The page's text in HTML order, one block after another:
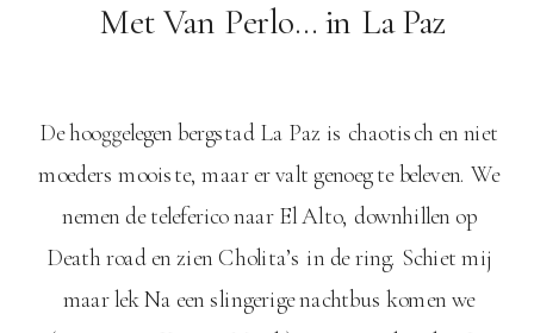
Met Van Perlo… in La Paz
De hooggelegen bergstad La Paz is chaotisch en niet
moeders mooiste, maar er valt genoeg te beleven. We
nemen de teleferico naar El Alto, downhillen op
Death road en zien Cholita’s in de ring. Schiet mij
maar lek Na een slingerige nachtbus komen we